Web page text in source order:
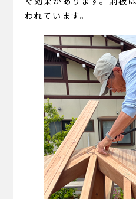
われています。